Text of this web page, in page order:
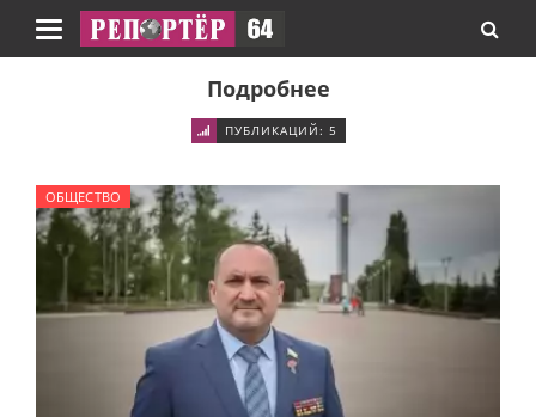
Навигация
Подробнее
ПУБЛИКАЦИЙ: 5
ОБЩЕСТВО